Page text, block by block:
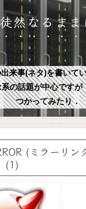
徒然なるま
来事(ネタ)を書いて
の話題が中心ですが
つかってみたり．
(ミラーリン
(1)